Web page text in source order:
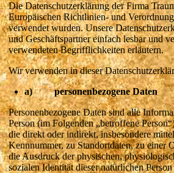
Die Datenschutzerklärung der Firma
Europäischen Richtlinien- und
verwendet wurden. Unsere
und Geschäftspartner einfach lesbar und
verwendeten Begrifflichkeiten erläutern.
Wir verwenden in dieser
a) personenbezogene Daten
Personenbezogene Daten sind alle
Person (im Folgenden „betroffene
die direkt oder indirekt, insbesondere
Kennnummer, zu Standortdaten, zu einer
die Ausdruck der physischen,
sozialen Identität dieser natürlichen